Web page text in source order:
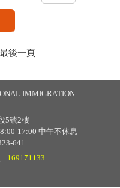
最後一頁
IMMIGRATION
5號2樓
17:00 中午不休息
641
169171133